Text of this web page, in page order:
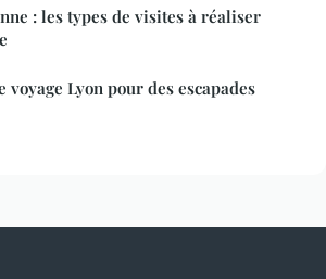
: les types de visites à réaliser
voyage Lyon pour des escapades